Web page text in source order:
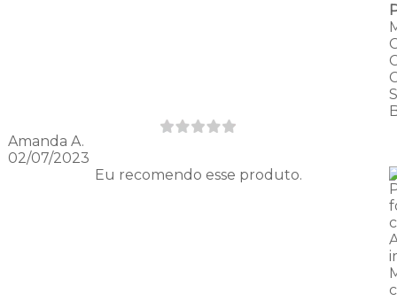
Amanda A.
02/07/2023
Eu recomendo esse produto.